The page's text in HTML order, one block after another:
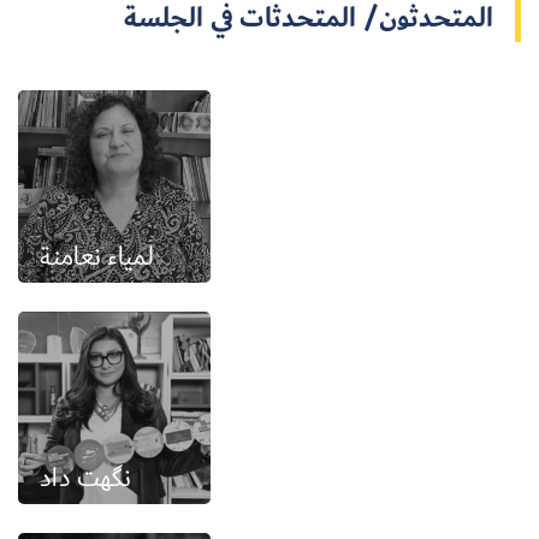
المتحدثون/ المتحدثات في الجلسة
لمياء نعامنة
نگھت داد